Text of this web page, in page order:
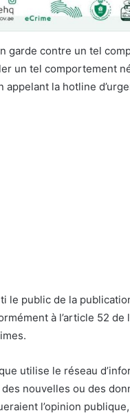
garde contre un tel
un tel comportement
appelant la hotline
le public de la
à l’article 52
utilise le réseau
nouvelles ou des
l’opinion